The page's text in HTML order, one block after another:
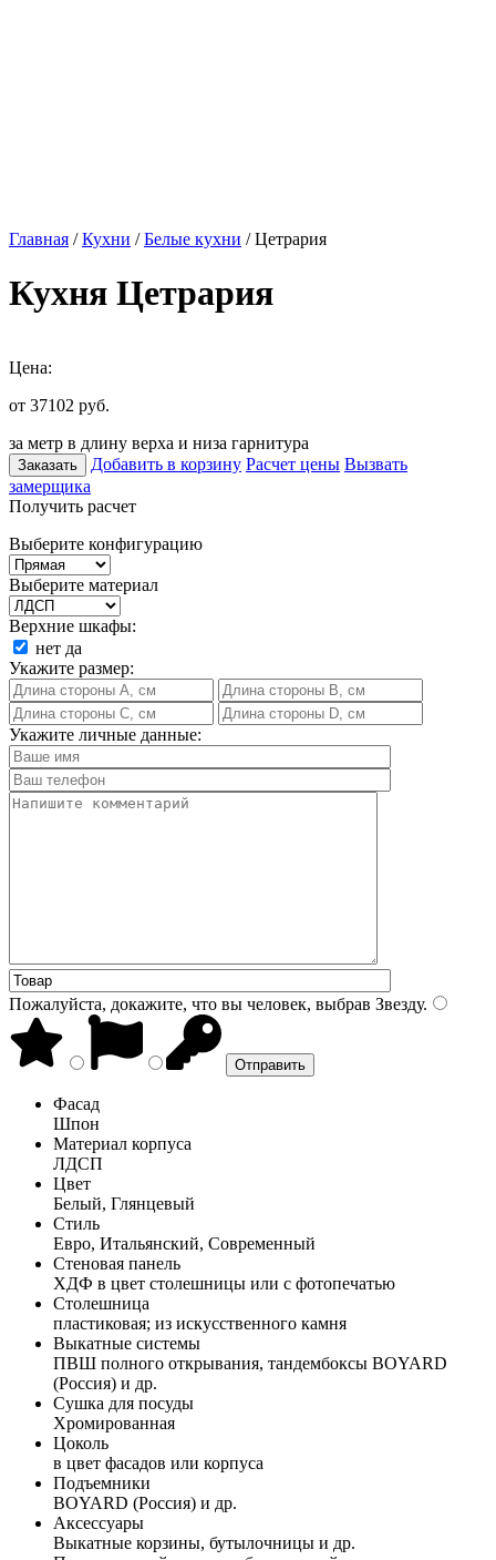
Главная /Кухни /Белые кухни / Цетрария
Кухня Цетрария
Цена:
от 37102 руб.
за метр в длину верха и низа гарнитура
Заказать Добавить в корзину Расчет цены Вызвать
замерщика
Получить расчет
Выберите конфигурацию
Выберите материал
Верхние шкафы:
нет да
Укажите размер:
Укажите личные данные:
Пожалуйста, докажите, что вы человек, выбрав Звезду.
Фасад
Шпон
Материал корпуса
ЛДСП
Цвет
Белый, Глянцевый
Стиль
Евро, Итальянский, Современный
Стеновая панель
ХДФ в цвет столешницы или с фотопечатью
Столешница
пластиковая; из искусственного камня
Выкатные системы
ПВШ полного открывания, тандембоксы BOYARD
(Россия) и др.
Сушка для посуды
Хромированная
Цоколь
в цвет фасадов или корпуса
Подъемники
BOYARD (Россия) и др.
Аксессуары
Выкатные корзины, бутылочницы и др.